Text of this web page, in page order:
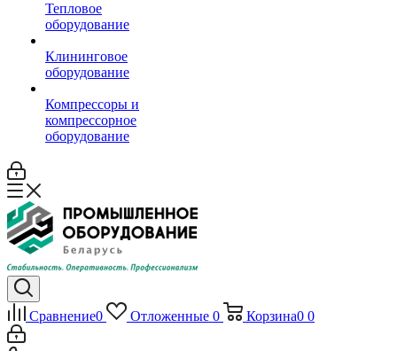
Тепловое
оборудование
Клининговое
оборудование
Компрессоры и
компрессорное
оборудование
Сравнение0 Отложенные 0 Корзина0 0